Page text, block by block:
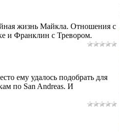
жизнь Майкла. Отношения с
и Франклин с Тревором.
ему удалось подобрать для
по San Andreas. И